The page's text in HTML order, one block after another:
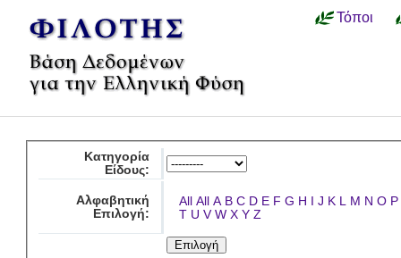
Τόποι
Κατηγορία
Είδους:
Αλφαβητική
Επιλογή:
All All A B C D E F G H I J K L M N O P
T U V W X Y Z